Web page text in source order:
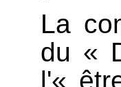
La
du «
l'«